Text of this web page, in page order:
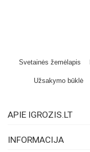
Svetainės žemėlapis
Užsakymo būklė
APIE IGROZIS.LT
INFORMACIJA